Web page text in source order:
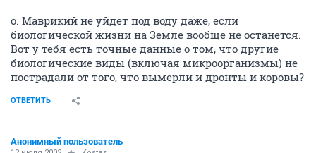
о. Маврикий не уйдет под воду даже, если
биологической жизни на Земле вообще не останется.
Вот у тебя есть точные данные о том, что другие
биологические виды (включая микроорганизмы) не
пострадали от того, что вымерли и дронты и коровы?
ОТВЕТИТЬ
Анонимный пользователь